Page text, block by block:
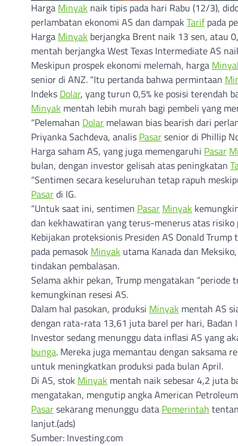
Harga Minyak naik tipis pada hari Rabu (12/3),
perlambatan ekonomi AS dan dampak Tarifpada
Harga Minyak berjangka Brent naik 13 sen, atau
mentah berjangka West Texas Intermediate AS
Meskipun prospek ekonomi melemah, harga
senior di ANZ. “Itu pertanda bahwa permintaan
Indeks Dolar, yang turun 0,5% ke posisi terendah
Minyak mentah lebih murah bagi pembeli yang
“Pelemahan Dolar melawan bias bearish dari
Priyanka Sachdeva, analis Pasarsenior di Phillip
Harga saham AS, yang juga memengaruhi Pasar
bulan, dengan investor gelisah atas peningkatan
“Sentimen secara keseluruhan tetap rapuh
Pasardi IG.
“Untuk saat ini, sentimen Pasar Minyak
dan kekhawatiran yang terus-menerus atas risiko
Kebijakan proteksionis Presiden AS Donald Trump
pada pemasok Minyak utama Kanada dan
tindakan pembalasan.
Selama akhir pekan, Trump mengatakan
kemungkinan resesi AS.
Dalam hal pasokan, produksi Minyak mentah AS
dengan rata-rata 13,61 juta barel per hari, Badan
Investor sedang menunggu data inflasi AS yang
bunga. Mereka juga memantau dengan saksama
untuk meningkatkan produksi pada bulan April.
Di AS, stok Minyak mentah naik sebesar 4,2 juta
mengatakan, mengutip angka American
Pasarsekarang menunggu data Pemerintah
lanjut.(ads)
Sumber: Investing.com